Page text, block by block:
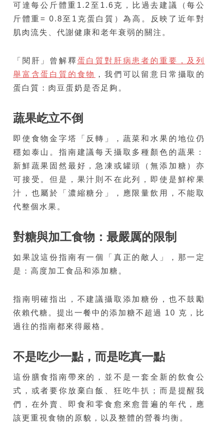
可達每公斤體重1.2至1.6克，比過去建議（每公
斤體重= 0.8至1克蛋白質）為高。反映了近年對
肌肉流失、代謝健康和老年衰弱的關注。
「閱肝」曾解釋蛋白質對肝病患者的重要，及列
舉富含蛋白質的食物
，我們可以留意日常攝取的
蛋白質：肉豆蛋奶是否足夠。
蔬果屹立不倒
即使食物金字塔「反轉」，蔬菜和水果的地位仍
穩如泰山。指南建議每天攝取多種顏色的蔬果：
新鮮蔬果固然最好，急凍或罐頭（無添加糖）亦
可接受。但是，果汁則不在此列，即使是鮮榨果
汁，也屬於「濃縮糖分」，應限量飲用，不能取
代整個水果。
對糖與加工食物：最嚴厲的限制
如果說這份指南有一個「真正的敵人」，那一定
是：高度加工食品和添加糖。
指南明確指出，不建議攝取添加糖份，也不鼓勵
依賴代糖。提出一餐中的添加糖不超過 10 克，比
過往的指南都來得嚴格。
不是吃少一點，而是吃真一點
這份膳食指南帶來的，並不是一套全新的飲食公
式，或者要你放棄白飯、狂吃牛扒；而是提醒我
們，在外賣、即食和零食愈來愈普遍的年代，應
該更重視食物的原貌，以及整體的營養均衡。